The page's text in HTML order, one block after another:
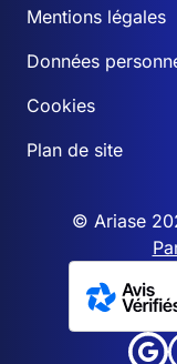
Mentions légales
Données
Cookies
Plan de site
© Ariase